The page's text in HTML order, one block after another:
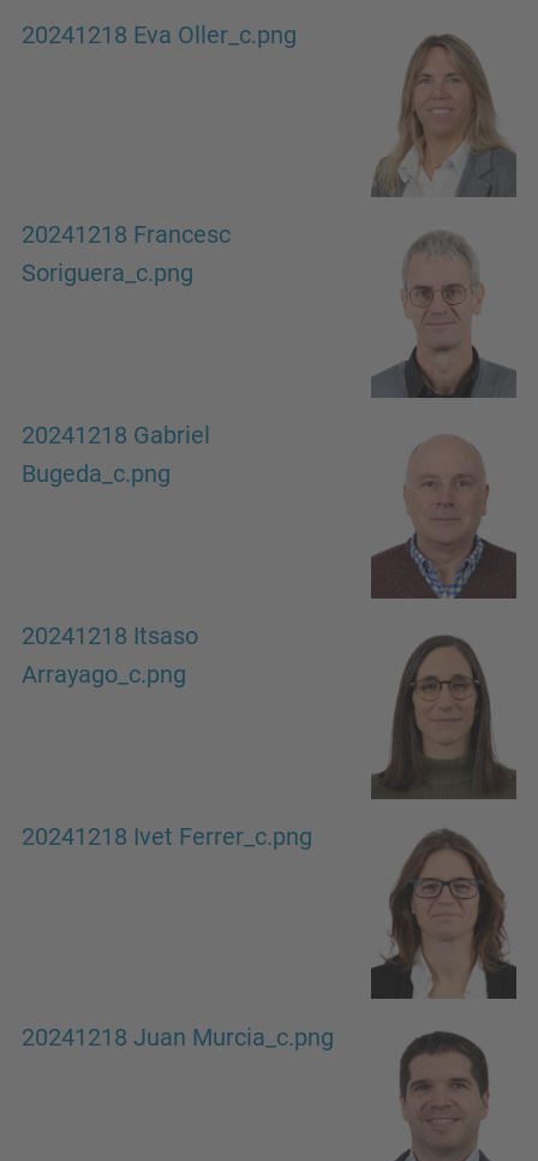
20241218 Eva Oller_c.png
20241218 Francesc
Soriguera_c.png
20241218 Gabriel
Bugeda_c.png
20241218 Itsaso
Arrayago_c.png
20241218 Ivet Ferrer_c.png
20241218 Juan Murcia_c.png